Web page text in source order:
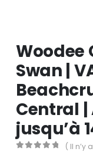
Woodee
Swan |
Central
jusqu’à
( Il n’y